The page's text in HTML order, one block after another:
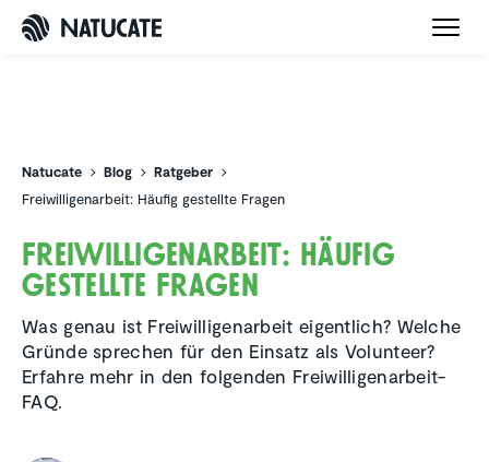
Natucate Blog
Ratgeber
Freiwilligenarbeit: Häufig gestellte Fragen
Freiwil­li­gen­ar­beit: Häufig
gestellte Fragen
Was genau ist Freiwilligenarbeit eigentlich? Welche
Gründe sprechen für den Einsatz als Volunteer?
Erfahre mehr in den folgenden Freiwilligenarbeit-
FAQ.